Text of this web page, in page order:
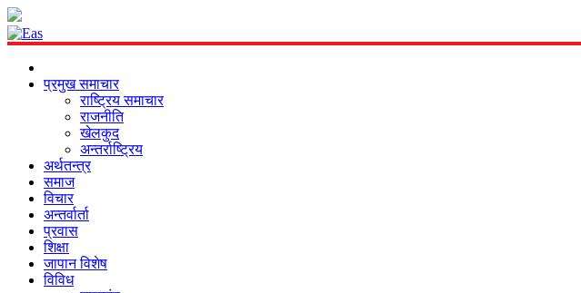
प्रमुख समाचार
राष्ट्रिय समाचार
राजनीति
खेलकुद
अन्तर्राष्ट्रिय
अर्थतन्त्र
समाज
विचार
अन्तर्वार्ता
प्रवास
शिक्षा
जापान विशेष
विविध